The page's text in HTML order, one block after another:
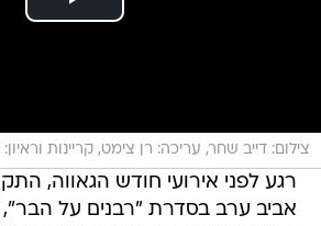
צילום: דייב שחר, עריכה: רן צימט, קריינות
רגע לפני אירועי חודש הגאווה,
אביב ערב בסדרת "רבנים על